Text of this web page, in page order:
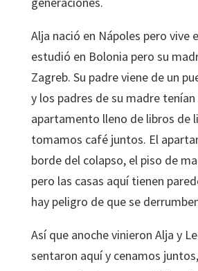
Alja nació en Nápoles pero vive
estudió en Bolonia pero su
Zagreb. Su padre viene de un
y los padres de su madre
apartamento lleno de libros de
tomamos café juntos. El
borde del colapso, el piso de
pero las casas aquí tienen
hay peligro de que se
Así que anoche vinieron Alja y
sentaron aquí y cenamos